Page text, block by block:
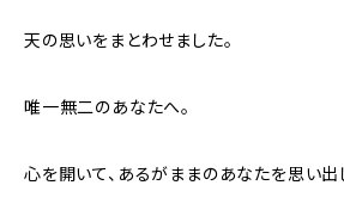
天の思いをまとわせました。
唯一無二のあなたへ。
心を開いて、あるがままのあなたを思い出